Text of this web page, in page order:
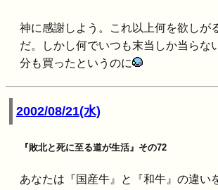
神に感謝しよう。これ以上何を欲しが
だ。しかし何でいつも末当しか当らな
分も買ったというのに
2002/08/21(水)
『敗北と死に至る道が生活』その72
あなたは『国産牛』と『和牛』の違い